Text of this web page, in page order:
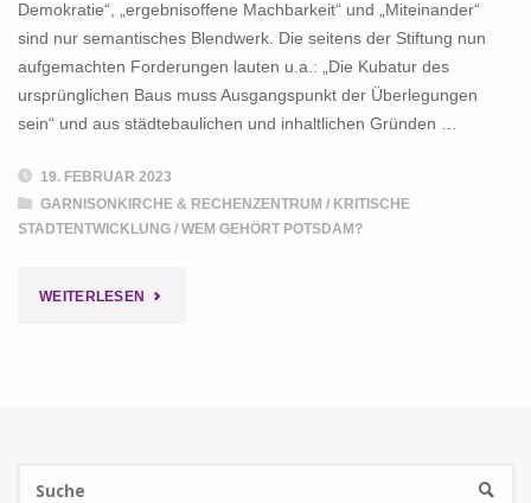
Demokratie“, „ergebnisoffene Machbarkeit“ und „Miteinander“
sind nur semantisches Blendwerk. Die seitens der Stiftung nun
aufgemachten Forderungen lauten u.a.: „Die Kubatur des
ursprünglichen Baus muss Ausgangspunkt der Überlegungen
sein“ und aus städtebaulichen und inhaltlichen Gründen …
19. FEBRUAR 2023
GARNISONKIRCHE & RECHENZENTRUM / KRITISCHE
STADTENTWICKLUNG/ WEM GEHÖRT POTSDAM?
WEITERLESEN "STADT
SUCHE